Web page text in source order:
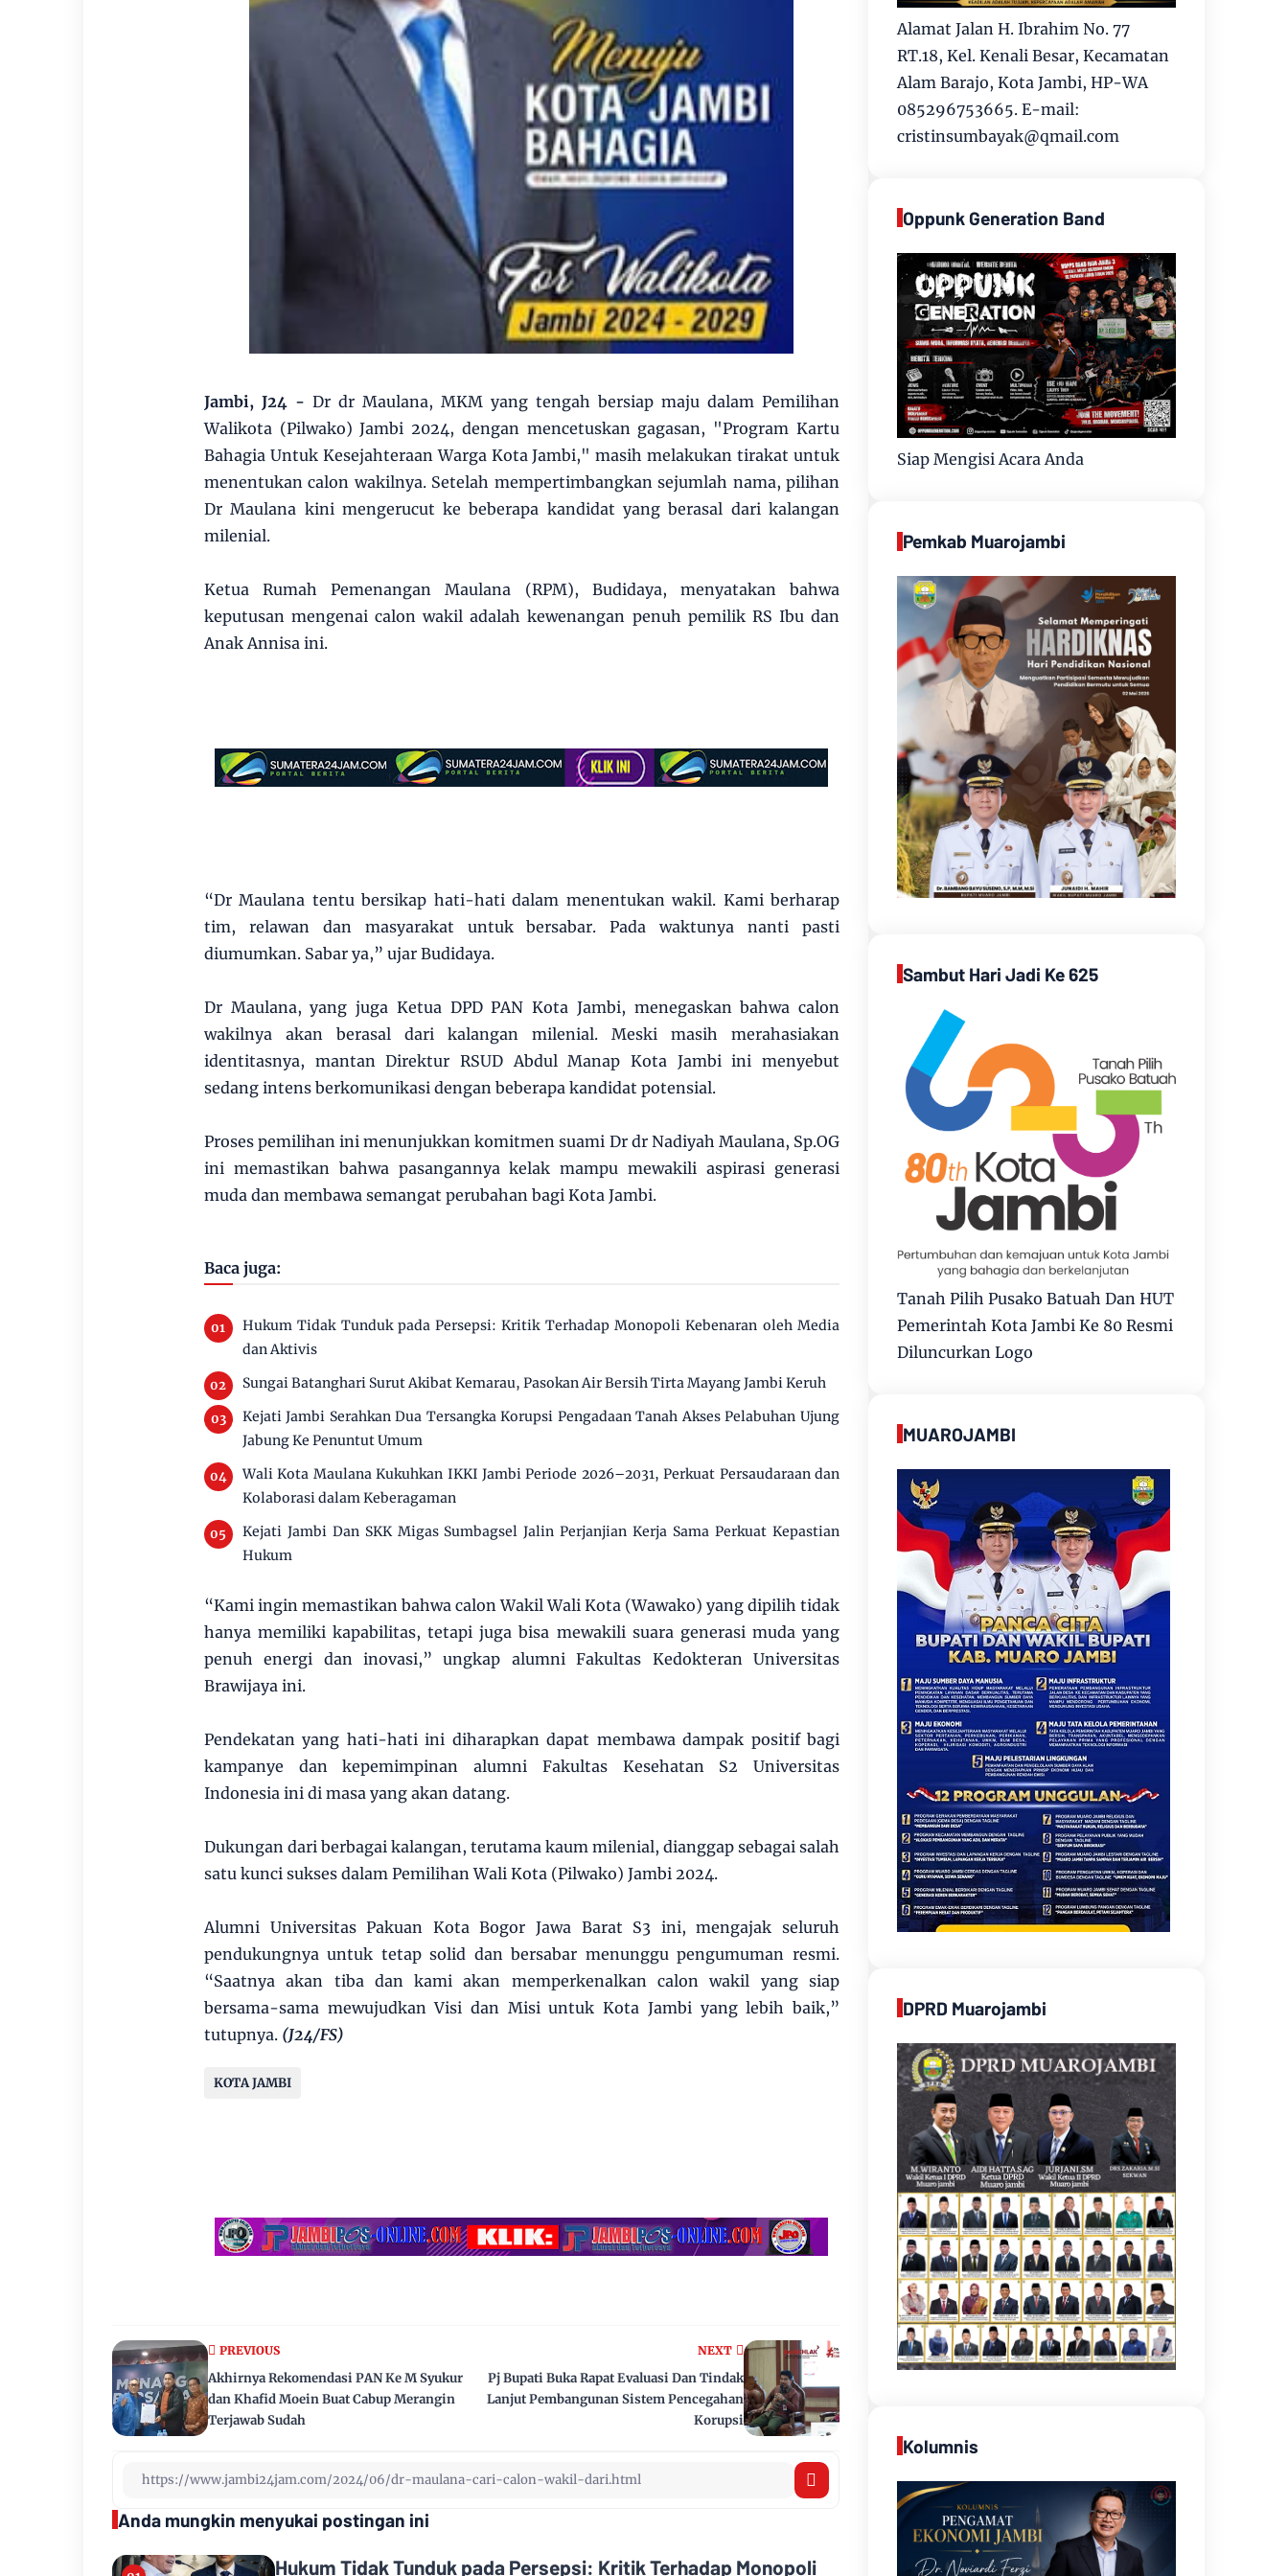
Jambi, J24 - Dr dr Maulana, MKM yang tengah bersiap maju dalam Pemilihan
Walikota (Pilwako) Jambi 2024, dengan mencetuskan gagasan, "Program Kartu
Bahagia Untuk Kesejahteraan Warga Kota Jambi," masih melakukan tirakat untuk
menentukan calon wakilnya. Setelah mempertimbangkan sejumlah nama, pilihan
Dr Maulana kini mengerucut ke beberapa kandidat yang berasal dari kalangan
milenial.
Ketua Rumah Pemenangan Maulana (RPM), Budidaya, menyatakan bahwa
keputusan mengenai calon wakil adalah kewenangan penuh pemilik RS Ibu dan
Anak Annisa ini.
“Dr Maulana tentu bersikap hati-hati dalam menentukan wakil. Kami berharap
tim, relawan dan masyarakat untuk bersabar. Pada waktunya nanti pasti
diumumkan. Sabar ya,” ujar Budidaya.
Dr Maulana, yang juga Ketua DPD PAN Kota Jambi, menegaskan bahwa calon
wakilnya akan berasal dari kalangan milenial. Meski masih merahasiakan
identitasnya, mantan Direktur RSUD Abdul Manap Kota Jambi ini menyebut
sedang intens berkomunikasi dengan beberapa kandidat potensial.
Proses pemilihan ini menunjukkan komitmen suami Dr dr Nadiyah Maulana, Sp.OG
ini memastikan bahwa pasangannya kelak mampu mewakili aspirasi generasi
muda dan membawa semangat perubahan bagi Kota Jambi.
Baca juga:
Hukum Tidak Tunduk pada Persepsi: Kritik Terhadap Monopoli Kebenaran oleh Media
dan Aktivis
Sungai Batanghari Surut Akibat Kemarau, Pasokan Air Bersih Tirta Mayang Jambi Keruh
Kejati Jambi Serahkan Dua Tersangka Korupsi Pengadaan Tanah Akses Pelabuhan Ujung
Jabung Ke Penuntut Umum
Wali Kota Maulana Kukuhkan IKKI Jambi Periode 2026–2031, Perkuat Persaudaraan dan
Kolaborasi dalam Keberagaman
Kejati Jambi Dan SKK Migas Sumbagsel Jalin Perjanjian Kerja Sama Perkuat Kepastian
Hukum
“Kami ingin memastikan bahwa calon Wakil Wali Kota (Wawako) yang dipilih tidak
hanya memiliki kapabilitas, tetapi juga bisa mewakili suara generasi muda yang
penuh energi dan inovasi,” ungkap alumni Fakultas Kedokteran Universitas
Brawijaya ini.
Pendekatan yang hati-hati ini diharapkan dapat membawa dampak positif bagi
kampanye dan kepemimpinan alumni Fakultas Kesehatan S2 Universitas
Indonesia ini di masa yang akan datang.
Dukungan dari berbagai kalangan, terutama kaum milenial, dianggap sebagai salah
satu kunci sukses dalam Pemilihan Wali Kota (Pilwako) Jambi 2024.
Alumni Universitas Pakuan Kota Bogor Jawa Barat S3 ini, mengajak seluruh
pendukungnya untuk tetap solid dan bersabar menunggu pengumuman resmi.
“Saatnya akan tiba dan kami akan memperkenalkan calon wakil yang siap
bersama-sama mewujudkan Visi dan Misi untuk Kota Jambi yang lebih baik,”
tutupnya. (J24/FS)
KOTA JAMBI
NEXT
Pj Bupati Buka Rapat Evaluasi Dan Tindak
Lanjut Pembangunan Sistem Pencegahan
Korupsi
PREVIOUS
Akhirnya Rekomendasi PAN Ke M Syukur
dan Khafid Moein Buat Cabup Merangin
Terjawab Sudah
Anda mungkin menyukai postingan ini
Hukum Tidak Tunduk pada Persepsi: Kritik Terhadap Monopoli
Alamat Jalan H. Ibrahim No. 77
RT.18, Kel. Kenali Besar, Kecamatan
Alam Barajo, Kota Jambi, HP-WA
085296753665. E-mail:
cristinsumbayak@qmail.com
Oppunk Generation Band
Siap Mengisi Acara Anda
Pemkab Muarojambi
Sambut Hari Jadi Ke 625
Tanah Pilih Pusako Batuah Dan HUT
Pemerintah Kota Jambi Ke 80 Resmi
Diluncurkan Logo
MUAROJAMBI
DPRD Muarojambi
Kolumnis